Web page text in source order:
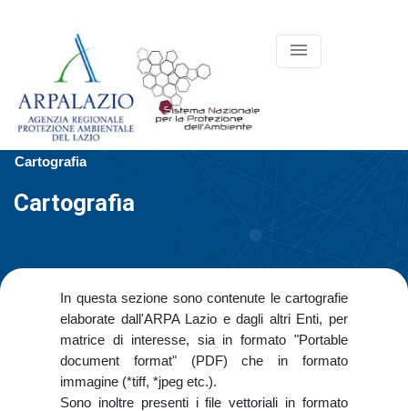
menu
Cartografia
Cartografia
In questa sezione sono contenute le cartografie
elaborate dall'ARPA Lazio e dagli altri Enti, per
matrice di interesse, sia in formato "Portable
document format" (PDF) che in formato
immagine (*tiff, *jpeg etc.).
Sono inoltre presenti i file vettoriali in formato